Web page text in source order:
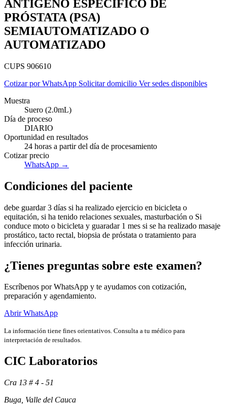
Empresas
Exámenes
ANTÍGENO ESPECÍFICO DE
PRÓSTATA (PSA)
SEMIAUTOMATIZADO O
AUTOMATIZADO
CUPS 906610
Cotizar por WhatsApp Solicitar domicilio Ver sedes disponibles
Muestra
Suero (2.0mL)
Día de proceso
DIARIO
Oportunidad en resultados
24 horas a partir del día de procesamiento
Cotizar precio
WhatsApp →
Condiciones del paciente
debe guardar 3 días si ha realizado ejercicio en bicicleta o
equitación, si ha tenido relaciones sexuales, masturbación o Si
conduce moto o bicicleta y guaradar 1 mes si se ha realizado masaje
prostático, tacto rectal, biopsia de próstata o tratamiento para
infección urinaria.
¿Tienes preguntas sobre este examen?
Escríbenos por WhatsApp y te ayudamos con cotización,
preparación y agendamiento.
Abrir WhatsApp
La información tiene fines orientativos. Consulta a tu médico para
interpretación de resultados.
CIC Laboratorios
Cra 13 # 4 - 51
Buga, Valle del Cauca